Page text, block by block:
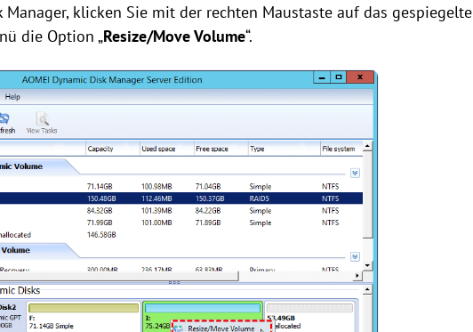
klicken Sie mit der rechten Maustaste auf das gespiegelte
die Option „Resize/Move Volume“.